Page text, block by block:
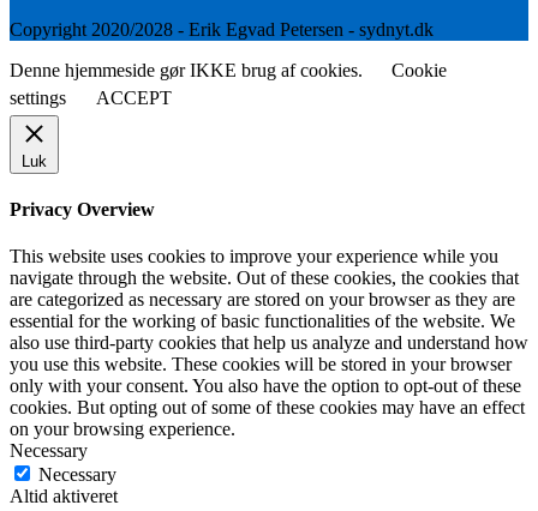
Copyright 2020/2028 - Erik Egvad Petersen - sydnyt.dk
Denne hjemmeside gør IKKE brug af cookies.
Cookie
settings
ACCEPT
Luk
Privacy Overview
This website uses cookies to improve your experience while you
navigate through the website. Out of these cookies, the cookies that
are categorized as necessary are stored on your browser as they are
essential for the working of basic functionalities of the website. We
also use third-party cookies that help us analyze and understand how
you use this website. These cookies will be stored in your browser
only with your consent. You also have the option to opt-out of these
cookies. But opting out of some of these cookies may have an effect
on your browsing experience.
Necessary
Necessary
Altid aktiveret